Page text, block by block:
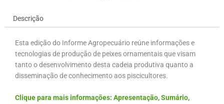
Descrição
Esta edição do Informe Agropecuário reúne informações e
tecnologias de produção de peixes ornamentais que visam
tanto o desenvolvimento desta cadeia produtiva quanto a
disseminação de conhecimento aos piscicultores.
Clique para mais informações: Apresentação, Sumário,